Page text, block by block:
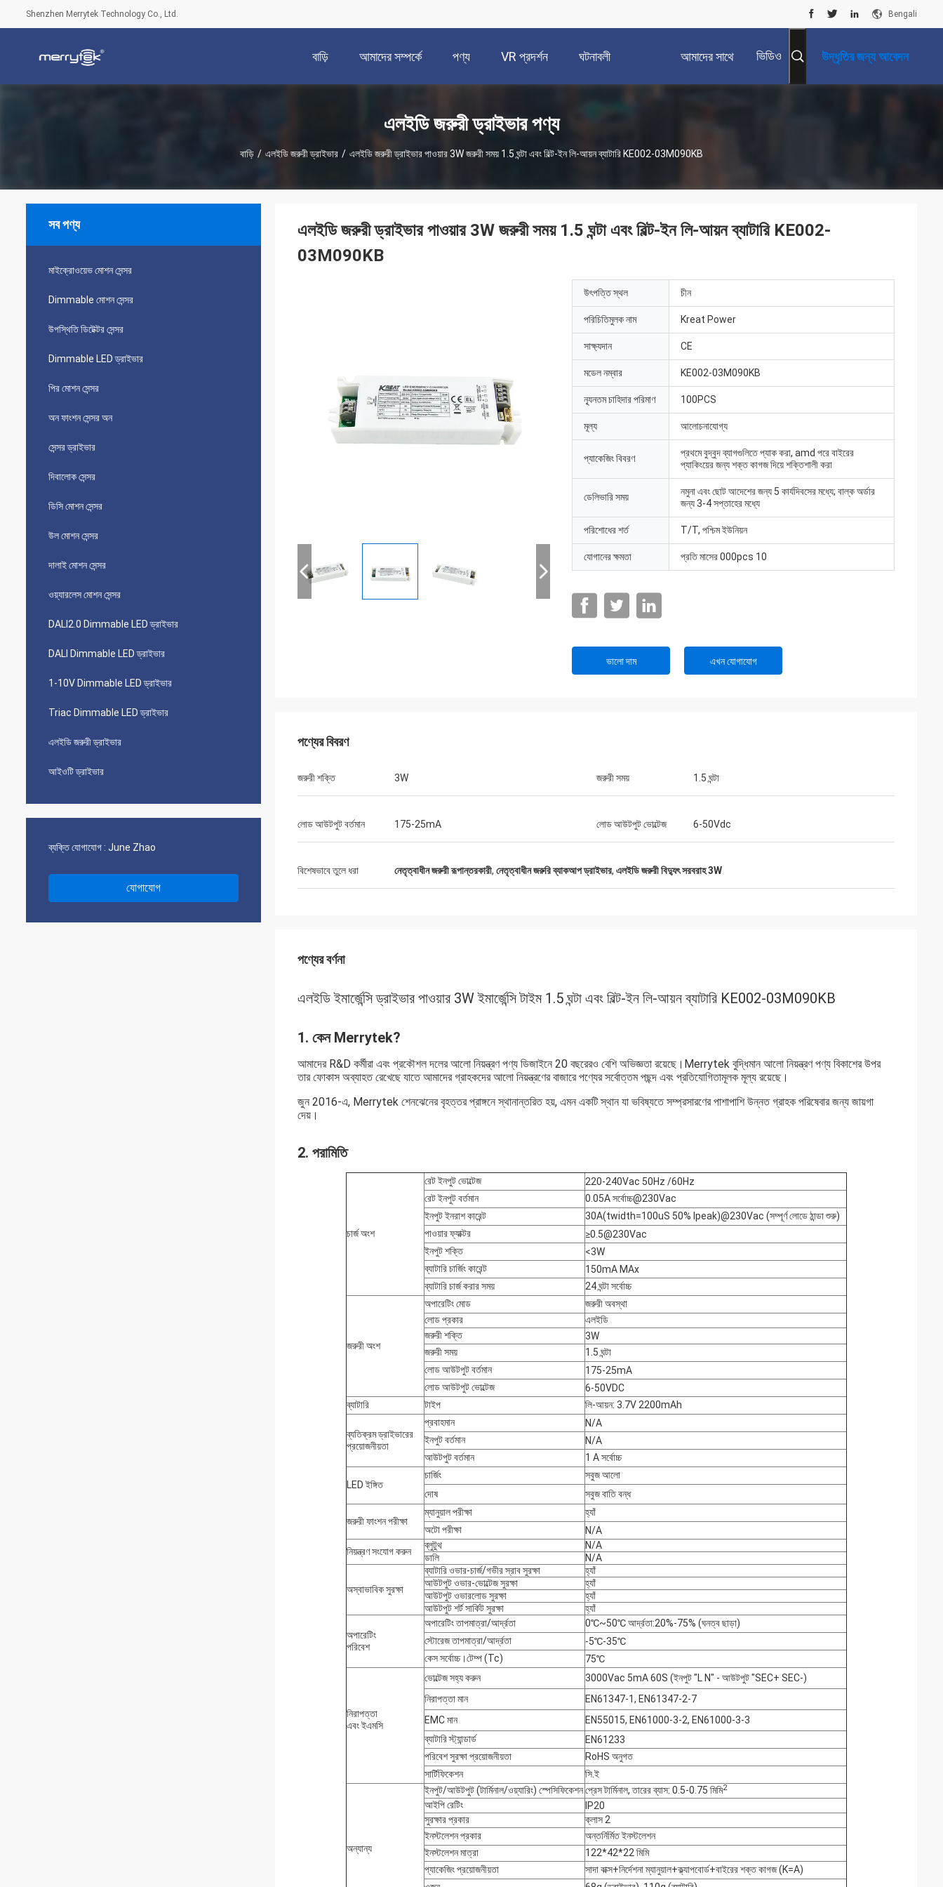
Shenzhen Merrytek Technology Co., Ltd. Bengali
বাড়ি আমাদের সম্পর্কে পণ্য VR প্রদর্শন ঘটনাবলী আমাদের সাথে ভিডিও উদ্ধৃতির জন্য আবেদন
এলইডি জরুরী ড্রাইভার পণ্য
বাড়ি / এলইডি জরুরী ড্রাইভার / এলইডি জরুরী ড্রাইভার পাওয়ার 3W জরুরী সময় 1.5 ঘন্টা এবং বিল্ট-ইন লি-আয়ন ব্যাটারি KE002-03M090KB
সব পণ্য
মাইক্রোওয়েভ মোশন সেন্সর
Dimmable মোশন সেন্সর
উপস্থিতি ডিটেক্টর সেন্সর
Dimmable LED ড্রাইভার
পির মোশন সেন্সর
অন ​​ফাংশন সেন্সর অন
সেন্সর ড্রাইভার
দিবালোক সেন্সর
ডিসি মোশন সেন্সর
উল মোশন সেন্সর
দালাই মোশন সেন্সর
ওয়্যারলেস মোশন সেন্সর
DALI2.0 Dimmable LED ড্রাইভার
DALI Dimmable LED ড্রাইভার
1-10V Dimmable LED ড্রাইভার
Triac Dimmable LED ড্রাইভার
এলইডি জরুরী ড্রাইভার
আইওটি ড্রাইভার
ব্যক্তি যোগাযোগ : June Zhao
যোগাযোগ
এলইডি জরুরী ড্রাইভার পাওয়ার 3W জরুরী সময় 1.5 ঘন্টা এবং বিল্ট-ইন লি-আয়ন ব্যাটারি KE002-
03M090KB
উৎপত্তি স্থল চীন
পরিচিতিমুলক নাম Kreat Power
সাক্ষ্যদান CE
মডেল নম্বার KE002-03M090KB
ন্যূনতম চাহিদার পরিমাণ 100PCS
মূল্য আলোচনাযোগ্য
প্যাকেজিং বিবরণ
প্রথমে বুদ্বুদ ব্যাগগুলিতে প্যাক করা, amd পরে বাইরের
প্যাকিংয়ের জন্য শক্ত কাগজ দিয়ে শক্তিশালী করা
ডেলিভারি সময়
নমুনা এবং ছোট আদেশের জন্য 5 কার্যদিবসের মধ্যে; বাল্ক অর্ডার
জন্য 3-4 সপ্তাহের মধ্যে
পরিশোধের শর্ত T/T, পশ্চিম ইউনিয়ন
যোগানের ক্ষমতা প্রতি মাসের 000pcs 10
ভালো দাম এখন যোগাযোগ
পণ্যের বিবরণ
জরুরী শক্তি 3W জরুরী সময় 1.5 ঘন্টা
লোড আউটপুট বর্তমান 175-25mA লোড আউটপুট ভোল্টেজ 6-50Vdc
বিশেষভাবে তুলে ধরা নেতৃত্বাধীন জরুরী রূপান্তরকারী, নেতৃত্বাধীন জরুরি ব্যাকআপ ড্রাইভার, এলইডি জরুরী বিদ্যুৎ সরবরাহ 3W
পণ্যের বর্ণনা
এলইডি ইমার্জেন্সি ড্রাইভার পাওয়ার 3W ইমার্জেন্সি টাইম 1.5 ঘন্টা এবং বিল্ট-ইন লি-আয়ন ব্যাটারি KE002-03M090KB
1. কেন Merrytek?
আমাদের R&D কর্মীরা এবং প্রকৌশল দলের আলো নিয়ন্ত্রণ পণ্য ডিজাইনে 20 বছরেরও বেশি অভিজ্ঞতা রয়েছে।Merrytek বুদ্ধিমান আলো নিয়ন্ত্রণ পণ্য বিকাশের উপর
তার ফোকাস অব্যাহত রেখেছে যাতে আমাদের গ্রাহকদের আলো নিয়ন্ত্রণের বাজারে পণ্যের সর্বোত্তম পছন্দ এবং প্রতিযোগিতামূলক মূল্য রয়েছে।
জুন 2016-এ, Merrytek শেনঝেনের বৃহত্তর প্রাঙ্গনে স্থানান্তরিত হয়, এমন একটি স্থান যা ভবিষ্যতে সম্প্রসারণের পাশাপাশি উন্নত গ্রাহক পরিষেবার জন্য জায়গা
দেয়।
2. পরামিতি
চার্জ অংশ
রেট ইনপুট ভোল্টেজ
220-240Vac 50Hz /60Hz
রেট ইনপুট বর্তমান
0.05A সর্বোচ্চ@230Vac
ইনপুট ইনরাশ কারেন্ট
30A(twidth=100uS 50% Ipeak)@230Vac (সম্পূর্ণ লোডে ঠান্ডা শুরু)
পাওয়ার ফ্যাক্টর
≥0.5@230Vac
ইনপুট শক্তি
<3W
ব্যাটারি চার্জিং কারেন্ট
150mA MAx
ব্যাটারি চার্জ করার সময়
24 ঘন্টা সর্বোচ্চ
জরুরী অংশ
অপারেটিং মোড
জরুরী অবস্থা
লোড প্রকার
এলইডি
জরুরী শক্তি
3W
জরুরী সময়
1.5 ঘন্টা
লোড আউটপুট বর্তমান
175-25mA
লোড আউটপুট ভোল্টেজ
6-50VDC
ব্যাটারি
টাইপ লি-আয়ন: 3.7V 2200mAh
ব্যতিক্রম ড্রাইভারের
প্রয়োজনীয়তা
প্রবাহমান
N/A
ইনপুট বর্তমান
N/A
আউটপুট বর্তমান
1 A সর্বোচ্চ
LED ইঙ্গিত
চার্জিং
সবুজ আলো
দোষ
সবুজ বাতি বন্ধ
জরুরী ফাংশন পরীক্ষা
ম্যানুয়াল পরীক্ষা
হ্যাঁ
অটো পরীক্ষা
N/A
নিয়ন্ত্রণ সংযোগ করুন
ব্লুটুথ
N/A
ডালি
N/A
অস্বাভাবিক সুরক্ষা
ব্যাটারি ওভার-চার্জ/গভীর স্রাব সুরক্ষা
হ্যাঁ
আউটপুট ওভার-ভোল্টেজ সুরক্ষা
হ্যাঁ
আউটপুট ওভারলোড সুরক্ষা
হ্যাঁ
আউটপুট শর্ট সার্কিট সুরক্ষা
হ্যাঁ
অপারেটিং
পরিবেশ
অপারেটিং তাপমাত্রা/আর্দ্রতা
0℃~50℃ আর্দ্রতা:20%-75% (ঘনত্ব ছাড়া)
স্টোরেজ তাপমাত্রা/আর্দ্রতা
-5℃-35℃
কেস সর্বোচ্চ।টেম্প (Tc)
75℃
নিরাপত্তা
এবং ইএমসি
ভোল্টেজ সহ্য করুন
3000Vac 5mA 60S (ইনপুট "L N" - আউটপুট "SEC+ SEC-)
নিরাপত্তা মান
EN61347-1, EN61347-2-7
EMC মান
EN55015, EN61000-3-2, EN61000-3-3
ব্যাটারি স্ট্যান্ডার্ড
EN61233
পরিবেশ সুরক্ষা প্রয়োজনীয়তা
RoHS অনুগত
সার্টিফিকেশন
সি.ই
অন্যান্য
ইনপুট/আউটপুট (টার্মিনাল/ওয়্যারিং) স্পেসিফিকেশন প্রেস টার্মিনাল, তারের ব্যাস: 0.5-0.75 মিমি2
আইপি রেটিং
IP20
সুরক্ষার প্রকার
ক্লাস 2
ইনস্টলেশন প্রকার
অন্তর্নির্মিত ইনস্টলেশন
ইনস্টলেশন মাত্রা
122*42*22 মিমি
প্যাকেজিং প্রয়োজনীয়তা
সাদা বাক্স+নির্দেশনা ম্যানুয়াল+ক্ল্যাপবোর্ড+বাইরের শক্ত কাগজ (K=A)